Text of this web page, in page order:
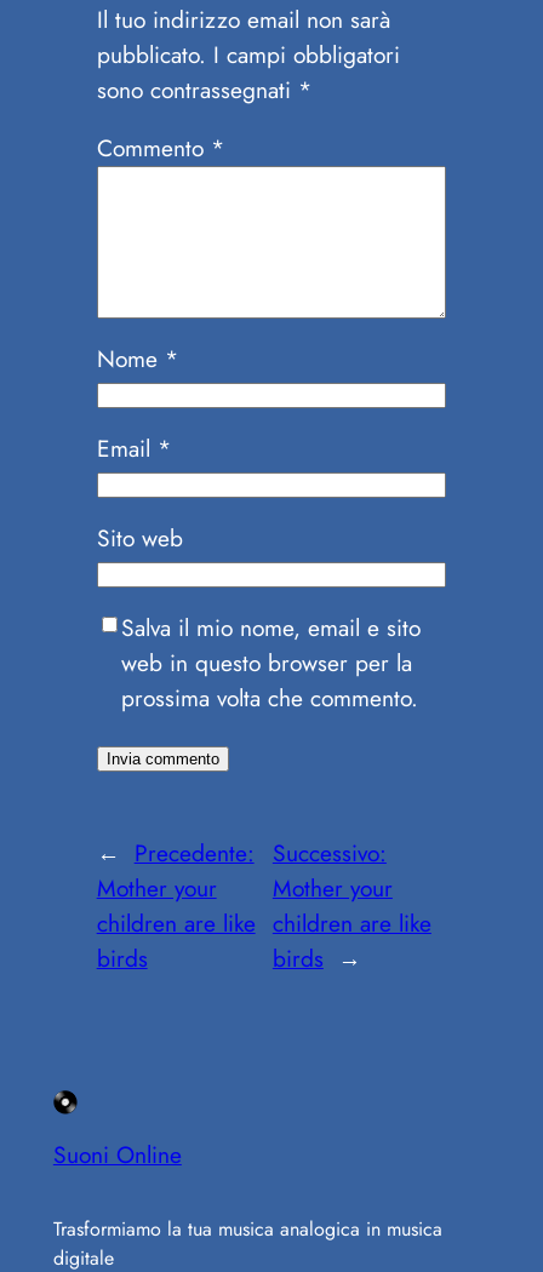
Il tuo indirizzo email non sarà
pubblicato. I campi obbligatori
sono contrassegnati *
Commento *
Nome *
Email *
Sito web
Salva il mio nome, email e sito
web in questo browser per la
prossima volta che commento.
← Precedente:
Mother your
children are like
birds
Successivo:
Mother your
children are like
birds →
Suoni Online
Trasformiamo la tua musica analogica in musica
digitale